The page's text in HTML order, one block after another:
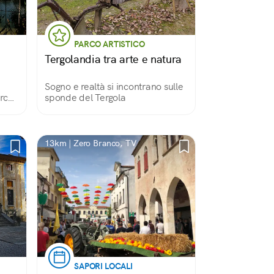
PARCO ARTISTICO
Tergolandia tra arte e natura
Sogno e realtà si incontrano sulle
sponde del Tergola
13km | Zero Branco, TV
SAPORI LOCALI